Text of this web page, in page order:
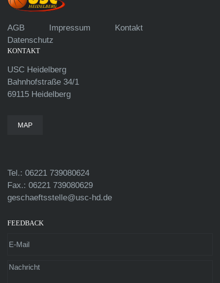
AGB Impressum
Kontakt
Datenschutz
KONTAKT
USC Heidelberg
Bahnhofstraße 34/1
69115 Heidelberg
MAP
Tel.: 06221 739080624
Fax.: 06221 739080629
geschaeftsstelle@usc-hd.de
FEEDBACK